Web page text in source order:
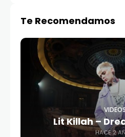
Te Recomendamos
VIDEOS
Lit Killah –
HACE 2